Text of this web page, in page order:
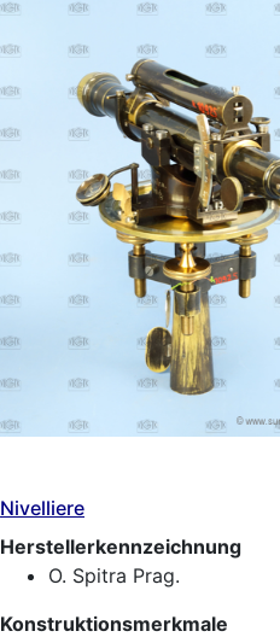
Nivelliere
Herstellerkennzeichnung
O. Spitra Prag.
Konstruktionsmerkmale